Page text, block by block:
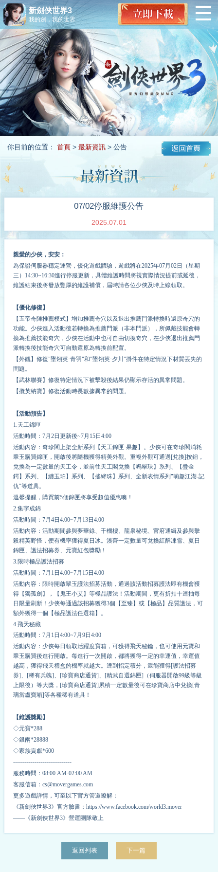
新劍俠世界3
我的劍，我的世界
你目前的位置： 首頁> 最新資訊> 公告
07/02停服維護公告
2025.07.01
親愛的少俠，安安：
為保證伺服器穩定運營， 優化遊戲體驗，遊戲將在2025年07月02日（星期
三）14:30~16:30進行停服更新，具體維護時間將視實際情況提前或延後，
維護結束後將發放豐厚的維護補償，屆時請各位少俠及時上線領取。
【優化修復】
【五帝奇陣推薦模式】增加推薦奇穴以及退出推薦門派轉換時還原奇穴的
功能。少俠進入活動後若轉換為推薦門派（非本門派），所佩戴技能會轉
換為推薦技能奇穴，少俠在活動中也可自由切換奇穴，在少俠退出推薦門
派轉換後技能奇穴可自動還原為轉換前配置。
【外觀】修復"墜翎英·青羽"和"墜翎英·夕川"掛件在特定情況下材質丟失的
問題。
【武林聯賽】修復特定情況下被擊殺後結果仍顯示存活的異常問題。
【攬英納寶】修復活動時長數據異常的問題。
【活動預告】
1.天工錦匣
活動時間：7月2日更新後~7月15日4:00
活動內容：奇珍閣上架全新系列【天工錦匣·果趣】。少俠可在奇珍閣消耗
翠玉購買錦匣，開啟後將隨機獲得精美外觀。重複外觀可通過[兌換]按鈕，
兌換為一定數量的天工令，並前往天工閣兌換【鳴翠玦】系列、【疊金
鍔】系列、【纏玉珀】系列、【搖絳珠】系列、全新表情系列"萌趣江湖-記
仇"等道具。
溫馨提醒，購買前5個錦匣將享受超值優惠噢！
2.集字成錦
活動時間：7月4日4:00~7月13日4:00
活動內容：活動期間參與夢華錄、千機樓、龍泉秘境、官府通緝及參與擊
殺精英野怪，便有機率獲得夏日冰。湊齊一定數量可兌換紅酥凍雪、夏日
錦匣、護法招募券、元寶紅包獎勵！
3.限時極品護法招募
活動時間：7月1日4:00~7月15日4:00
活動內容：限時開啟翠玉護法招募活動，通過該活動招募護法即有機會獲
得【獨孤劍】，【鬼王小艾】等極品護法！活動期間，更有折扣十連抽每
日限量刷新！少俠每通過該招募獲得3個【至臻】或【極品】品質護法，可
額外獲得一個【極品護法任選箱】。
4.飛天秘藏
活動時間：7月1日4:00~7月9日4:00
活動內容：少俠每日領取活躍度寶箱，可獲得飛天秘鑰，也可使用元寶和
翠玉購買後進行開啟。每進行一次開啟，都將獲得一定的幸運值，幸運值
越高，獲得飛天禮盒的機率就越大。達到指定積分，還能獲得[護法招募
券]、[稀有兵魄]、[珍寶商店通貨]、[精武自選錦匣]（伺服器開啟99級等級
上限後）等大獎，[珍寶商店通貨]累積一定數量後可在珍寶商店中兌換[青
璃當盧寶箱]等各種稀有道具！
【維護獎勵】
◇元寶*288
◇銀兩*28888
◇家族貢獻*600
------------------------------
服務時間：08:00 AM-02:00 AM
客服信箱：cs@movergames.com
更多遊戲詳情，可至以下官方管道瞭解：
《新劍俠世界3》官方臉書：https://www.facebook.com/world3.mover
——《新劍俠世界3》營運團隊敬上
返回列表 下一篇